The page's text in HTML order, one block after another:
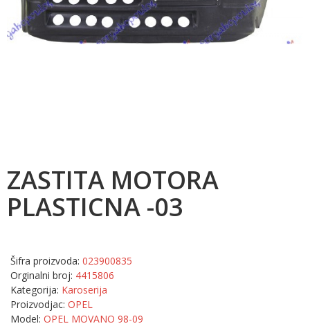
ZASTITA MOTORA
PLASTICNA -03
Šifra proizvoda: 023900835
Orginalni broj: 4415806
Kategorija: Karoserija
Proizvodjac: OPEL
Model: OPEL MOVANO 98-09